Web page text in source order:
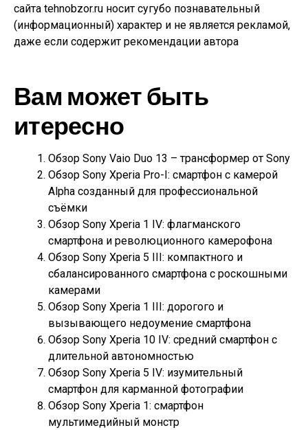
сайта tehnobzor.ru носит сугубо познавательный
(информационный) характер и не является рекламой,
даже если содержит рекомендации автора
Вам может быть
итересно
Обзор Sony Vaio Duo 13 – трансформер от Sony
Обзор Sony Xperia Pro-I: смартфон с камерой
Alpha созданный для профессиональной
съёмки
Обзор Sony Xperia 1 IV: флагманского
смартфона и революционного камерофона
Обзор Sony Xperia 5 III: компактного и
сбалансированного смартфона с роскошными
камерами
Обзор Sony Xperia 1 III: дорогого и
вызывающего недоумение смартфона
Обзор Sony Xperia 10 IV: средний смартфон с
длительной автономностью
Обзор Sony Xperia 5 IV: изумительный
смартфон для карманной фотографии
Обзор Sony Xperia 1: смартфон
мультимедийный монстр